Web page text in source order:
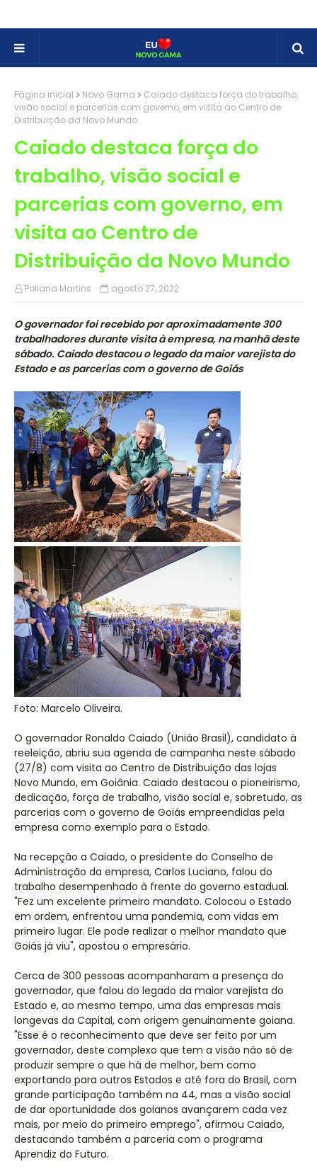
Página inicial Novo Gama
Caiado destaca força do trabalho,
visão social e parcerias com governo, em visita ao Centro de
Distribuição da Novo Mundo
Caiado destaca força do
trabalho, visão social e
parcerias com governo, em
visita ao Centro de
Distribuição da Novo Mundo
Poliana Martins agosto 27, 2022
O governador foi recebido por aproximadamente 300
trabalhadores durante visita à empresa, na manhã deste
sábado. Caiado destacou o legado da maior varejista do
Estado e as parcerias com o governo de Goiás
Foto: Marcelo Oliveira.
O governador Ronaldo Caiado (União Brasil), candidato à
reeleição, abriu sua agenda de campanha neste sábado
(27/8) com visita ao Centro de Distribuição das lojas
Novo Mundo, em Goiânia. Caiado destacou o pioneirismo,
dedicação, força de trabalho, visão social e, sobretudo, as
parcerias com o governo de Goiás empreendidas pela
empresa como exemplo para o Estado.
Na recepção a Caiado, o presidente do Conselho de
Administração da empresa, Carlos Luciano, falou do
trabalho desempenhado à frente do governo estadual.
"Fez um excelente primeiro mandato. Colocou o Estado
em ordem, enfrentou uma pandemia, com vidas em
primeiro lugar. Ele pode realizar o melhor mandato que
Goiás já viu", apostou o empresário.
Cerca de 300 pessoas acompanharam a presença do
governador, que falou do legado da maior varejista do
Estado e, ao mesmo tempo, uma das empresas mais
longevas da Capital, com origem genuinamente goiana.
"Esse é o reconhecimento que deve ser feito por um
governador, deste complexo que tem a visão não só de
produzir sempre o que há de melhor, bem como
exportando para outros Estados e até fora do Brasil, com
grande participação também na 44, mas a visão social
de dar oportunidade dos goianos avançarem cada vez
mais, por meio do primeiro emprego", afirmou Caiado,
destacando também a parceria com o programa
Aprendiz do Futuro.